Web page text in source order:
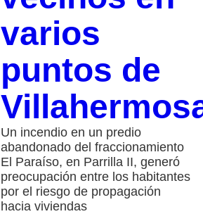
varios
puntos de
Un incendio en un predio
abandonado del fraccionamiento
El Paraíso, en Parrilla II, generó
preocupación entre los habitantes
por el riesgo de propagación
hacia viviendas